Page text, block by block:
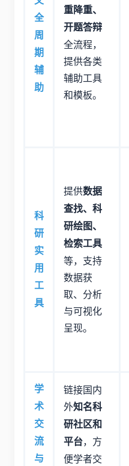
全
周
期
辅
助
重降重、
开题答辩
全流程，
提供各类
辅助工具
和模板。
科
研
实
用
工
具
提供数据
查找、科
研绘图、
检索工具
等，支持
数据获
取、分析
与可视化
呈现。
学
术
交
流
与
链接国内
外知名科
研社区和
平台，方
便学者交